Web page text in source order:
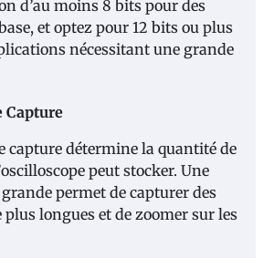
d’au moins 8 bits pour des
et optez pour 12 bits ou plus
nécessitant une grande
Capture
capture détermine la quantité de
peut stocker. Une
permet de capturer des
plus longues et de zoomer sur les